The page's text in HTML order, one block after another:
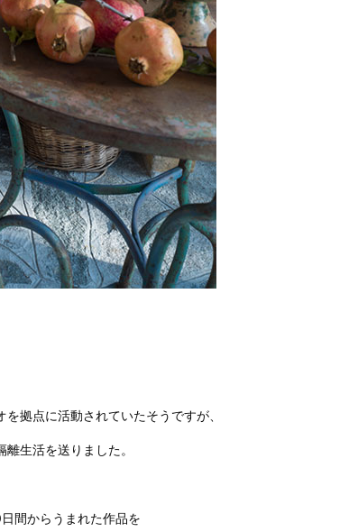
拠点に活動されていたそうですが、
生活を送りました。
間からうまれた作品を